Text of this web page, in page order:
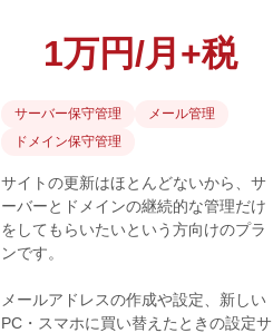
1万円/月+税
サーバー保守管理
メール管理
ドメイン保守管理
サイトの更新はほとんどないから、サ
ーバーとドメインの継続的な管理だけ
をしてもらいたいという方向けのプラ
ンです。
メールアドレスの作成や設定、新しい
PC・スマホに買い替えたときの設定サ